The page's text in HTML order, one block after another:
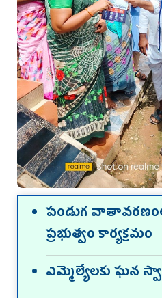
పండుగ
ప్ర‌భుత్వం కార్య‌క్ర‌మం
ఎమ్మెల్యేల‌కు ఘ‌న